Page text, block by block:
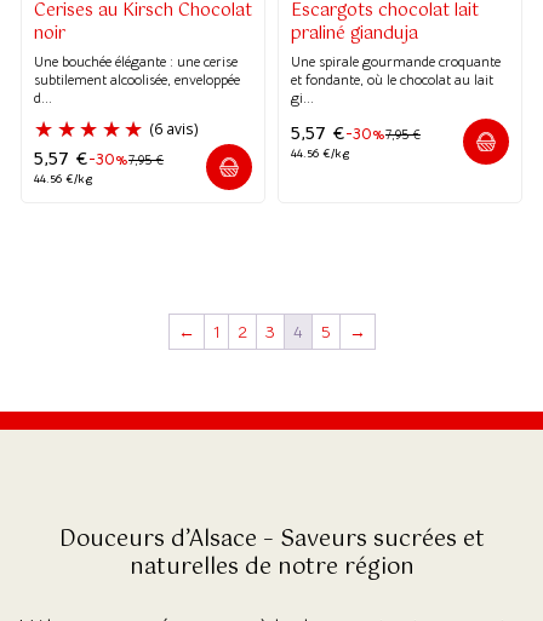
Cerises au Kirsch Chocolat
noir
Une bouchée élégante : une cerise
subtilement alcoolisée, enveloppée
d...
-30%7,95€
5,57 €
44.56 €/kg
Escargots chocolat lait
praliné gianduja
Une spirale gourmande croquante
et fondante, où le chocolat au lait
gi...
-30%7,95€
5,57 €
44.56 €/kg
← 1 2 3 4 5 →
Douceurs d’Alsace – Saveurs sucrées et
naturelles de notre région